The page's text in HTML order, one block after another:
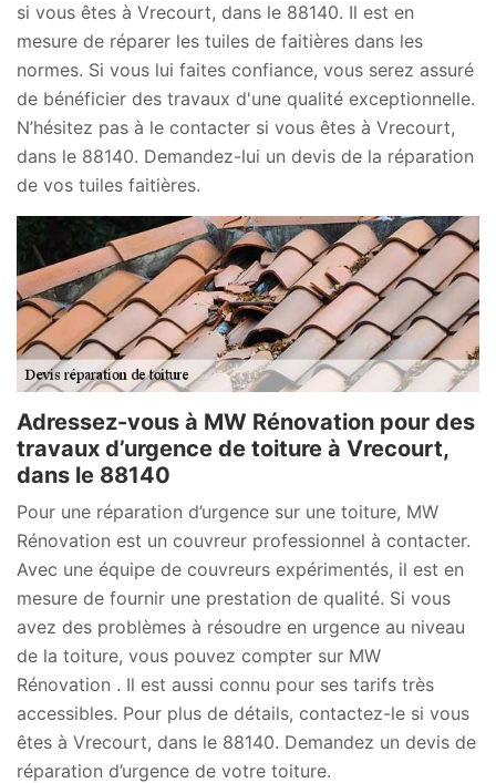
si vous êtes à Vrecourt, dans le 88140. Il est en
mesure de réparer les tuiles de faitières dans les
normes. Si vous lui faites confiance, vous serez assuré
de bénéficier des travaux d'une qualité exceptionnelle.
N’hésitez pas à le contacter si vous êtes à Vrecourt,
dans le 88140. Demandez-lui un devis de la réparation
de vos tuiles faitières.
Adressez-vous à MW Rénovation pour des
travaux d’urgence de toiture à Vrecourt,
dans le 88140
Pour une réparation d’urgence sur une toiture, MW
Rénovation est un couvreur professionnel à contacter.
Avec une équipe de couvreurs expérimentés, il est en
mesure de fournir une prestation de qualité. Si vous
avez des problèmes à résoudre en urgence au niveau
de la toiture, vous pouvez compter sur MW
Rénovation . Il est aussi connu pour ses tarifs très
accessibles. Pour plus de détails, contactez-le si vous
êtes à Vrecourt, dans le 88140. Demandez un devis de
réparation d’urgence de votre toiture.